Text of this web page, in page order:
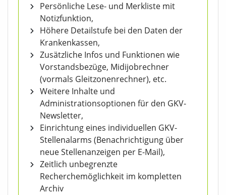
Persönliche Lese- und Merkliste mit
Notizfunktion,
Höhere Detailstufe bei den Daten der
Krankenkassen,
Zusätzliche Infos und Funktionen wie
Vorstandsbezüge, Midijobrechner
(vormals Gleitzonenrechner), etc.
Weitere Inhalte und
Administrationsoptionen für den GKV-
Newsletter,
Einrichtung eines individuellen GKV-
Stellenalarms (Benachrichtigung über
neue Stellenanzeigen per E-Mail),
Zeitlich unbegrenzte
Recherchemöglichkeit im kompletten
Archiv